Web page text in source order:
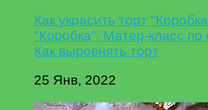
Как украсить торт
"Коробка". Матер-класс по
Как выровнять торт
25 Янв, 2022